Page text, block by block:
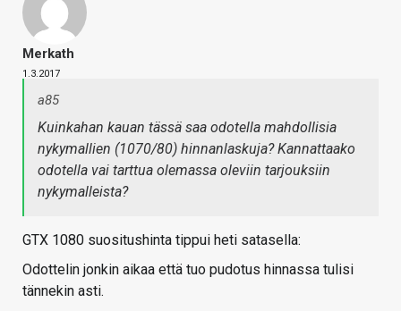
Merkath
1.3.2017
a85
Kuinkahan kauan tässä saa odotella mahdollisia
nykymallien (1070/80) hinnanlaskuja? Kannattaako
odotella vai tarttua olemassa oleviin tarjouksiin
nykymalleista?
GTX 1080 suositushinta tippui heti satasella:
Odottelin jonkin aikaa että tuo pudotus hinnassa tulisi
tännekin asti.